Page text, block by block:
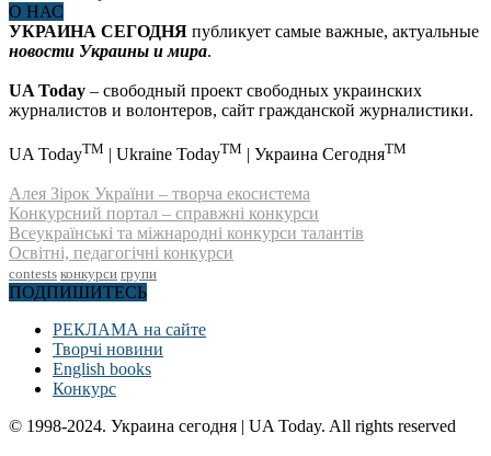
О НАС
УКРАИНА СЕГОДНЯ публикует самые важные, актуальные
новости Украины и мира.
UA Today – свободный проект свободных украинских
журналистов и волонтеров, сайт гражданской журналистики.
UA TodayTM | Ukraine TodayTM | Украина СегодняTM
Алея Зірок України – творча екосистема
Конкурсний портал – справжні конкурси
Всеукраїнські та міжнародні конкурси талантів
Освітні, педагогічні конкурси
contests конкурси групи
ПОДПИШИТЕСЬ
РЕКЛАМА на сайте
Творчі новини
English books
Конкурс
© 1998-2024. Украина сегодня | UA Today. All rights reserved